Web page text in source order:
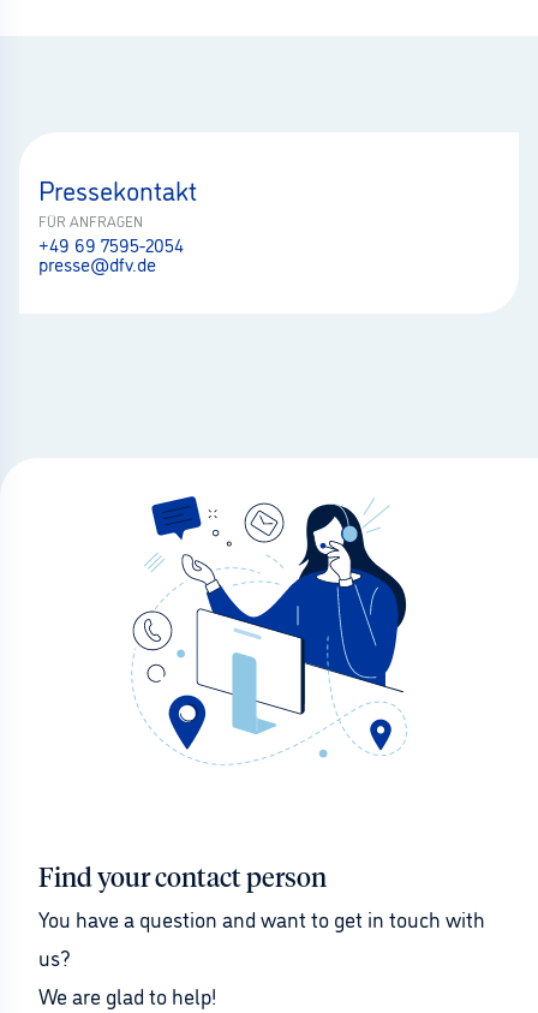
Pressekontakt
FÜR ANFRAGEN
+49 69 7595-2054
presse@dfv.de
Find your contact person
You have a question and want to get in touch with
us?
We are glad to help!